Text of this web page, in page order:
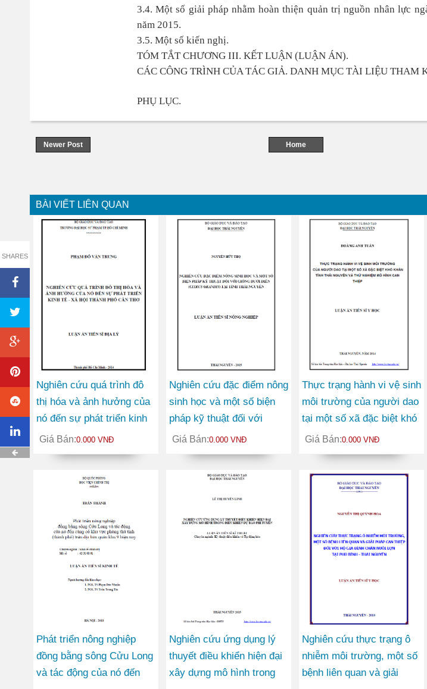
SHARES
3.4. Một số giải pháp nhằm hoàn thiện quản trị nguồn nhân lực
năm 2015.
3.5. Một số kiến nghị.
TÓM TẮT CHƯƠNG III. KẾT LUẬN (LUẬN ÁN).
CÁC CÔNG TRÌNH CỦA TÁC GIẢ. DANH MỤC TÀI LIỆU THAM
PHỤ LỤC.
Newer Post Home
BÀI VIẾT LIÊN QUAN
Nghiên cứu quá trình đô
thị hóa và ảnh hưởng của
nó đến sự phát triển kinh
tế - xã hội thành phố Cần
Thơ
Giá Bán:0.000 VNĐ
Nghiên cứu đặc điểm nông
sinh học và một số biện
pháp kỹ thuật đối với
giống bưởi Diễn (Citrus
Grandis) tại tỉnh Thái
Giá Bán:0.000 VNĐ
Thực trạng hành vi vệ sinh
môi trường của người dao
tại một số xã đặc biệt khó
khăn tỉnh Thái Nguyên và
thử nghiệm mô hình can
Giá Bán:0.000 VNĐ
Phát triển nông nghiệp
đồng bằng sông Cửu Long
và tác động của nó đến
Nghiên cứu ứng dụng lý
thuyết điều khiển hiện đại
xây dựng mô hình trong
Nghiên cứu thực trạng ô
nhiễm môi trường, một số
bệnh liên quan và giải